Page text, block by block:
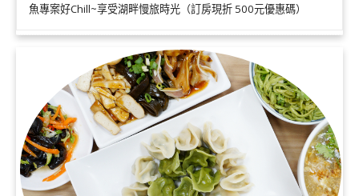
魚專案好Chill~享受湖畔慢旅時光（訂房現折 500元優惠碼）